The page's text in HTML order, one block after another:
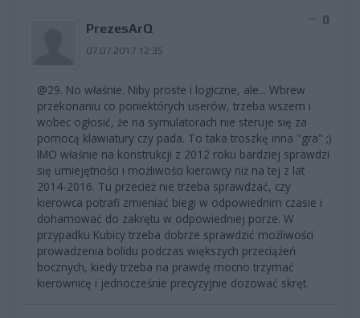
PrezesArQ
07.07.2017 12:35
0
@29. No właśnie. Niby proste i logiczne, ale... Wbrew
przekonaniu co poniektórych userów, trzeba wszem i
wobec ogłosić, że na symulatorach nie steruje się za
pomocą klawiatury czy pada. To taka troszkę inna "gra" ;)
IMO właśnie na konstrukcji z 2012 roku bardziej sprawdzi
się umiejętności i możliwości kierowcy niż na tej z lat
2014-2016. Tu przecież nie trzeba sprawdzać, czy
kierowca potrafi zmieniać biegi w odpowiednim czasie i
dohamować do zakrętu w odpowiedniej porze. W
przypadku Kubicy trzeba dobrze sprawdzić możliwości
prowadzenia bolidu podczas większych przeciążeń
bocznych, kiedy trzeba na prawdę mocno trzymać
kierownicę i jednocześnie precyzyjnie dozować skręt.